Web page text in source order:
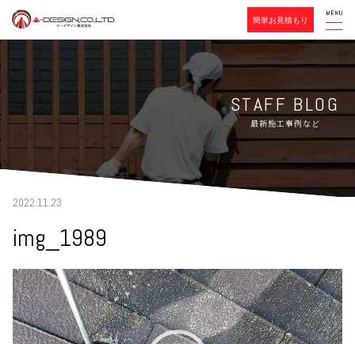
STAFF BLOG
最新施工事例など
2022.11.23
img_1989
動
画
プ
レ
簡単お見積もり